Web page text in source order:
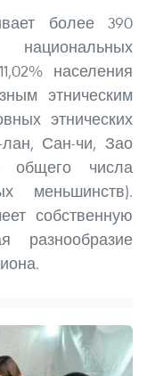
более 390
населения
этническим
этнических
лан, Сан-чи, Зао
общего числа
меньшинств).
собственную
разнообразие